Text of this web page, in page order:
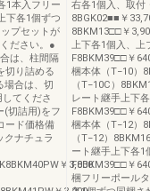
1本入フリー
下各1個ずつ
プセットが
ださい。●
は、柱間隔
切り詰める
場合は、切
てくださ
(切詰用)をフ
ード価格備
クナチュラ
￥3,000
右各1個入、取付
8BGK02■■￥
8BKM13□□￥
上下各1個入、上
F8BKM39□□￥
梱本体（T−10）
（T−10C）
レート継手上下
F8BKM39□□￥
梱本体（T−12）
（T−12）
ート継手上下各1
F8BKM39□□￥
梱フリーポール